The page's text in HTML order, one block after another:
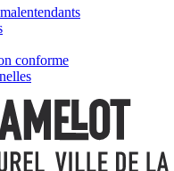
conforme